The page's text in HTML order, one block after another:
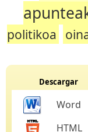
politikoa
Descargar
Word
HTML